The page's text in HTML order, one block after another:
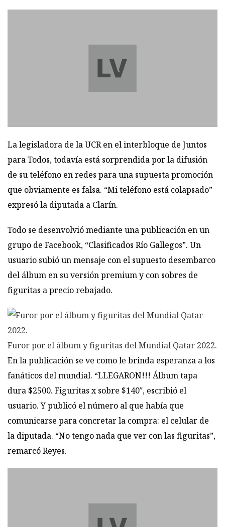
La legisladora de la UCR en el interbloque de Juntos
para Todos, todavía está sorprendida por la difusión
de su teléfono en redes para una supuesta promoción
que obviamente es falsa. “Mi teléfono está colapsado”
expresó la diputada a Clarín.
Todo se desenvolvió mediante una publicación en un
grupo de Facebook, “Clasificados Río Gallegos”. Un
usuario subió un mensaje con el supuesto desembarco
del álbum en su versión premium y con sobres de
figuritas a precio rebajado.
Furor por el álbum y figuritas del Mundial Qatar 2022.
En la publicación se ve como le brinda esperanza a los
fanáticos del mundial. “LLEGARON!!! Álbum tapa
dura $2500. Figuritas x sobre $140″, escribió el
usuario. Y publicó el número al que había que
comunicarse para concretar la compra: el celular de
la diputada. “No tengo nada que ver con las figuritas”,
remarcó Reyes.